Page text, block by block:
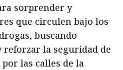
sorprender y
que circulen bajo los
buscando
la seguridad de
las calles de la